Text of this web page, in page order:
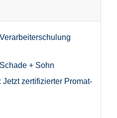
+ Sohn
zertifizierter Promat-